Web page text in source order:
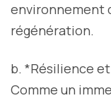
environnement
régénération.
b. *Résilience
Comme un